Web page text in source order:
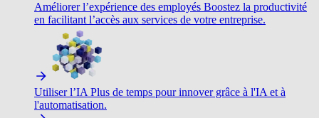
Améliorer l’expérience des employés Boostez la productivité
en facilitant l’accès aux services de votre entreprise.
Utiliser l’IA Plus de temps pour innover grâce à l'IA et à
l'automatisation.